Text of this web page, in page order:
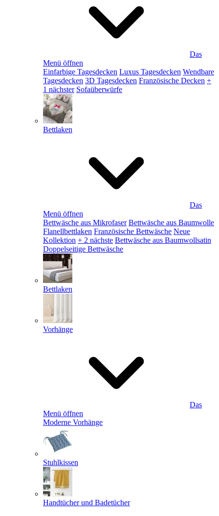
Das
Menü öffnen
Einfarbige Tagesdecken Luxus Tagesdecken Wendbare
Tagesdecken 3D Tagesdecken Französische Decken +
1 nächster Sofaüberwürfe
Bettlaken
Das
Menü öffnen
Bettwäsche aus Mikrofaser Bettwäsche aus Baumwolle
Flanellbettlaken Französische Bettwäsche Neue
Kollektion + 2 nächste Bettwäsche aus Baumwollsatin
Doppelseitige Bettwäsche
Bettlaken
Vorhänge
Das
Menü öffnen
Moderne Vorhänge
Stuhlkissen
Handtücher und Badetücher